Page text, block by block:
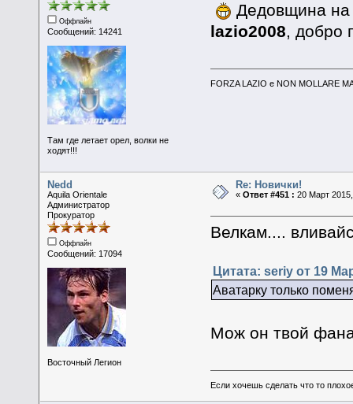
Оффлайн
Сообщений: 14241
Там где летает орел, волки не
ходят!!!
Дедовщина
lazio2008, добро
FORZA LAZIO e NON MOLLARE
Nedd
Aquila Orientale
Администратор
Прокуратор
Оффлайн
Сообщений: 17094
Восточный Легион
Re: Новички!
«Ответ #451 : 20 Март
Велкам....
Цитата: seriy от 19
Аватарку только
Мож он твой
Если хочешь сделать что то